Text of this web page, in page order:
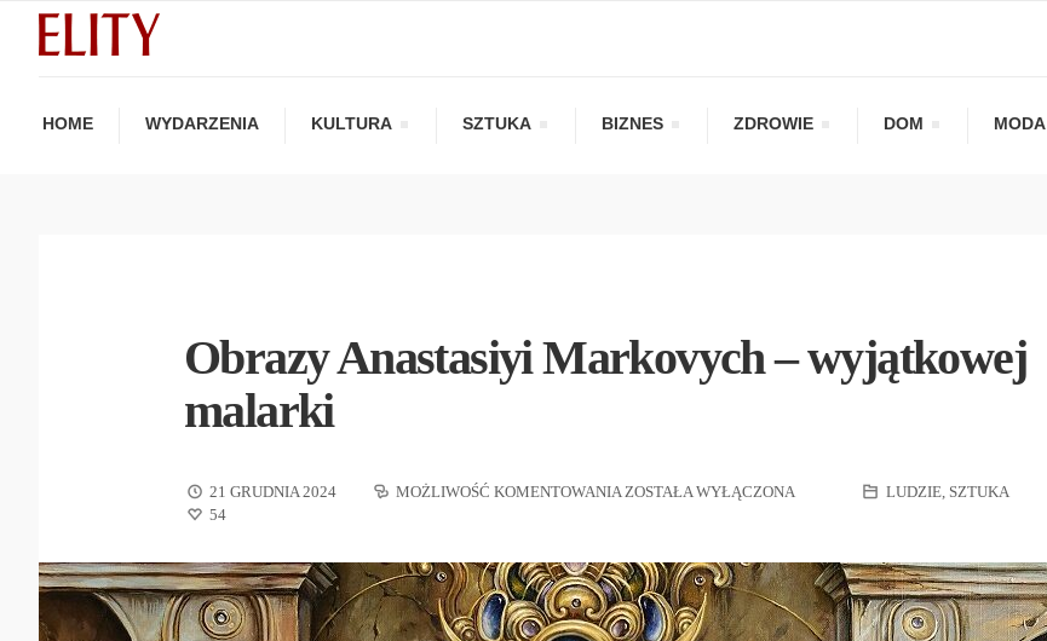
HOME WYDARZENIA KULTURA SZTUKA BIZNES ZDROWIE DOM MODA
Obrazy Anastasiyi Markovych – wyjątkowej
malarki
21 GRUDNIA 2024 MOŻLIWOŚĆ KOMENTOWANIA ZOSTAŁA WYŁĄCZONA LUDZIE, SZTUKA
54